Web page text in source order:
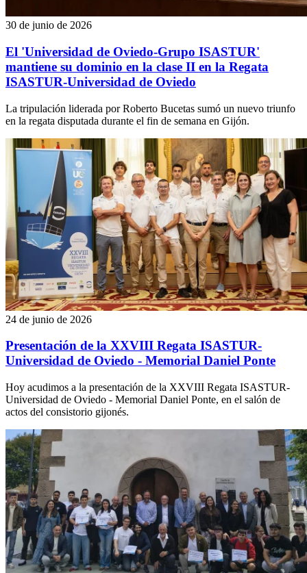
30 de junio de 2026
El 'Universidad de Oviedo-Grupo ISASTUR'
mantiene su dominio en la clase II en la Regata
ISASTUR-Universidad de Oviedo
La tripulación liderada por Roberto Bucetas sumó un nuevo triunfo
en la regata disputada durante el fin de semana en Gijón.
24 de junio de 2026
Presentación de la XXVIII Regata ISASTUR-
Universidad de Oviedo - Memorial Daniel Ponte
Hoy acudimos a la presentación de la XXVIII Regata ISASTUR-
Universidad de Oviedo - Memorial Daniel Ponte, en el salón de
actos del consistorio gijonés.